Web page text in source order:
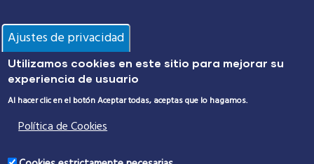
Información
Policía Local
Protección Civil
Alumbrado Público
Transporte Urbano
Ajustes de privacidad
Utilizamos cookies en este sitio para mejorar su
experiencia de usuario
Al hacer clic en el botón Aceptar todas, aceptas que lo hagamos.
Política de Cookies